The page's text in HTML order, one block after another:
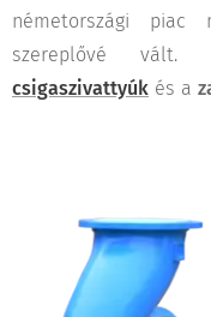
németországi
szereplővé vált.
csigaszivattyúk és a